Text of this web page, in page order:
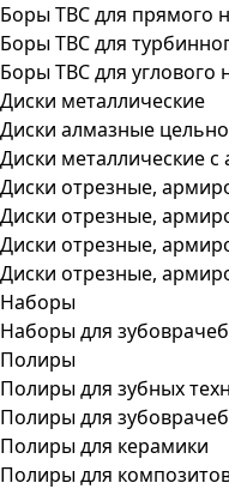
Боры ТВС для прямого
Боры ТВС для
Боры ТВС для углового
Диски металлические
Диски алмазные
Диски металлические
Диски отрезные,
Диски отрезные,
Диски отрезные,
Диски отрезные,
Наборы
Наборы для
Полиры
Полиры для зубных
Полиры для
Полиры для керамики
Полиры для